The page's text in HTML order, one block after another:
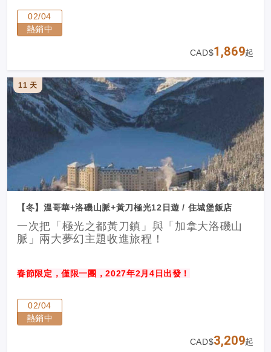
02/04
熱銷中
CAD$1,869起
11 天
【冬】溫哥華+洛磯山脈+黃刀極光12日遊 / 住城堡飯店
一次把「極光之都黃刀鎮」與「加拿大洛磯山
脈」兩大夢幻主題收進旅程！
春節限定，僅限一團，2027年2月4日出發！
02/04
熱銷中
CAD$3,209起